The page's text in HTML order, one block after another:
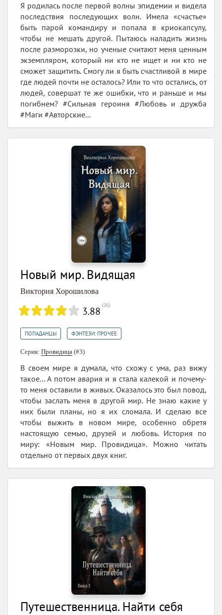
Я родилась после первой волны эпидемии и видела
последствия последующих волн. Имела «счастье»
быть парой командиру и попала в криокапсулу,
чтобы не мешать другой. Пытаюсь наладить жизнь
после разморозки, но ученые считают меня ценным
экземпляром, который ни кто не ищет и ни кто не
сможет защитить. Смогу ли я быть счастливой в мире
где людей почти не осталось? Или то что остались, от
людей, совершат те же ошибки, что и раньше и мы
погибнем? #Сильная героиня #Любовь и дружба
#Маги #Авторские...
Новый мир. Видящая
Виктория Хорошилова
3.88 (26)
ПОПАДАНЦЫ ФЭНТЕЗИ: ПРОЧЕЕ
Серия: Провидица (#3)
В своем мире я думала, что схожу с ума, раз вижу
такое… А потом авария и я стала калекой и почему-
то меня оставили в живых. Оказалось это был повод,
чтобы заслать меня в другой мир. Не знаю какие у
них были планы, но я их сломала. И сделаю все
чтобы выжить в новом мире, особенно обретя
настоящую семью, друзей и любовь. История по
миру: «Новым мир. Провидица». Можно читать
отдельно от первых двух книг.
Путешественница. Найти себя